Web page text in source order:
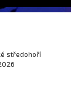
středohoří